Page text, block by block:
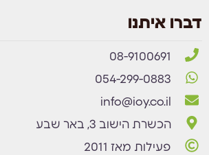
דברו איתנו
08-9100691
054-299-0883
info@ioy.co.il
הכשרת הישוב 3, באר שבע
פעילות מאז 2011